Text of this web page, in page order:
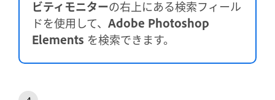
ビティモニターの右上にある検索フィール
ドを使用して、 Adobe Photoshop
Elements を検索できます。